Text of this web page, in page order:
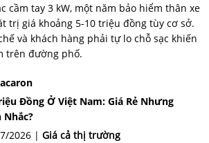
cầm tay 3 kW, một năm bảo hiểm thân xe
trị giá khoảng 5-10 triệu đồng tùy cơ sở.
và khách hàng phải tự lo chỗ sạc khiến
trên đường phố.
Đồng Ở Việt Nam: Giá Rẻ Nhưng
Nhắc?
2026 | Giá cả thị trường